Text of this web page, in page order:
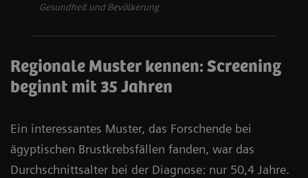
Gesundheit und Bevölkerung
Regionale Muster kennen: Screening
beginnt mit 35 Jahren
Ein interessantes Muster, das Forschende bei
ägyptischen Brustkrebsfällen fanden, war das
Durchschnittsalter bei der Diagnose: nur 50,4 Jahre.